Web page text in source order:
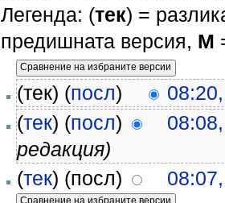
Легенда: (тек) =
предишната версия, М
(тек) (посл)
(тек) (посл)
редакция)
(тек) (посл)